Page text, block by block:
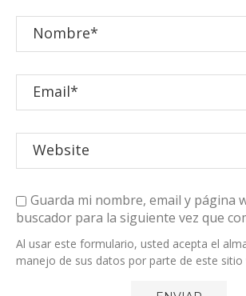
Guarda mi nombre, email y página
buscador para la siguiente vez que
Al usar este formulario, usted acepta el
manejo de sus datos por parte de este sitio